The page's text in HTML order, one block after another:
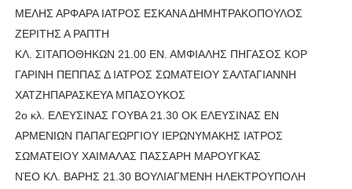
ΜΕΛΗΣ ΑΡΦΑΡΑ ΙΑΤΡΟΣ ΕΣΚΑΝΑ ΔΗΜΗΤΡΑΚΟΠΟΥΛΟΣ
ΖΕΡΙΤΗΣ Α ΡΑΠΤΗ
ΚΛ. ΣΙΤΑΠΟΘΗΚΩΝ 21.00 ΕΝ. ΑΜΦΙΑΛΗΣ ΠΗΓΑΣΟΣ ΚΟΡ
ΓΑΡΙΝΗ ΠΕΠΠΑΣ Δ ΙΑΤΡΟΣ ΣΩΜΑΤΕΙΟΥ ΣΑΛΤΑΓΙΑΝΝΗ
ΧΑΤΖΗΠΑΡΑΣΚΕΥΑ ΜΠΑΣΟΥΚΟΣ
2ο κλ. ΕΛΕΥΣΙΝΑΣ ΓΟΥΒΑ 21.30 ΟΚ ΕΛΕΥΣΙΝΑΣ ΕΝ
ΑΡΜΕΝΙΩΝ ΠΑΠΑΓΕΩΡΓΙΟΥ ΙΕΡΩΝΥΜΑΚΗΣ ΙΑΤΡΟΣ
ΣΩΜΑΤΕΙΟΥ ΧΑΙΜΑΛΑΣ ΠΑΣΣΑΡΗ ΜΑΡΟΥΓΚΑΣ
ΝΈΟ ΚΛ. ΒΑΡΗΣ 21.30 ΒΟΥΛΙΑΓΜΕΝΗ ΗΛΕΚΤΡΟΥΠΟΛΗ